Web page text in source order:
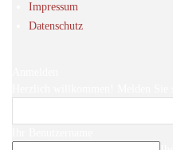
Impressum
Datenschutz